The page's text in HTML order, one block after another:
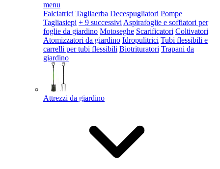
menu
Falciatrici Tagliaerba Decespugliatori Pompe
Tagliasiepi + 9 successivi Aspirafoglie e soffiatori per
foglie da giardino Motoseghe Scarificatori Coltivatori
Atomizzatori da giardino Idropulitrici Tubi flessibili e
carrelli per tubi flessibili Biotrituratori Trapani da
giardino
Attrezzi da giardino